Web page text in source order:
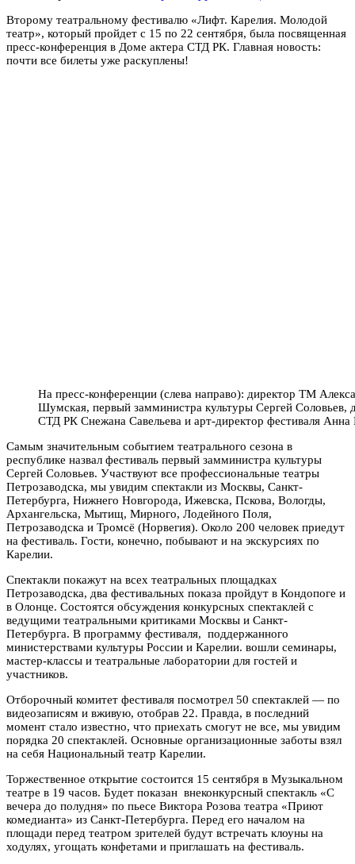
Второму театральному фестивалю «Лифт. Карелия. Молодой
театр», который пройдет с 15 по 22 сентября, была посвященная
пресс-конференция в Доме актера СТД РК. Главная новость:
почти все билеты уже раскуплены!
На пресс-конференции (слева направо): директор ТМ
Шумская, первый замминистра культуры Сергей Соловьев,
СТД РК Снежана Савельева и арт-директор фестиваля
Самым значительным событием театрального сезона в
республике назвал фестиваль первый замминистра культуры
Сергей Соловьев. Участвуют все профессиональные театры
Петрозаводска, мы увидим спектакли из Москвы, Санкт-
Петербурга, Нижнего Новгорода, Ижевска, Пскова, Вологды,
Архангельска, Мытищ, Мирного, Лодейного Поля,
Петрозаводска и Тромсё (Норвегия). Около 200 человек приедут
на фестиваль. Гости, конечно, побывают и на экскурсиях по
Карелии.
Спектакли покажут на всех театральных площадках
Петрозаводска, два фестивальных показа пройдут в Кондопоге и
в Олонце. Состоятся обсуждения конкурсных спектаклей с
ведущими театральными критиками Москвы и Санкт-
Петербурга. В программу фестиваля, поддержанного
министерствами культуры России и Карелии. вошли семинары,
мастер-классы и театральные лаборатории для гостей и
участников.
Отборочный комитет фестиваля посмотрел 50 спектаклей — по
видеозаписям и вживую, отобрав 22. Правда, в последний
момент стало известно, что приехать смогут не все, мы увидим
порядка 20 спектаклей. Основные организационные заботы взял
на себя Национальный театр Карелии.
Торжественное открытие состоится 15 сентября в Музыкальном
театре в 19 часов. Будет показан внеконкурсный спектакль «С
вечера до полудня» по пьесе Виктора Розова театра «Приют
комедианта» из Санкт-Петербурга. Перед его началом на
площади перед театром зрителей будут встречать клоуны на
ходулях, угощать конфетами и приглашать на фестиваль.